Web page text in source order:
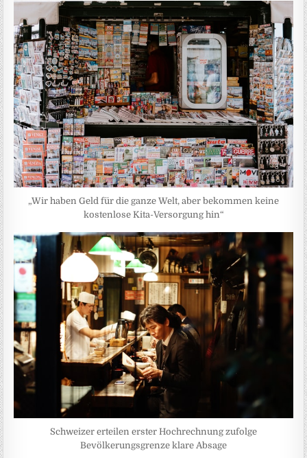
„Wir haben Geld für die ganze Welt, aber bekommen keine
kostenlose Kita-Versorgung hin“
Schweizer erteilen erster Hochrechnung zufolge
Bevölkerungsgrenze klare Absage